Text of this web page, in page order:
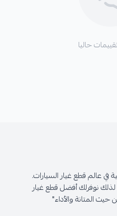
حاليا
في عالم قطع غيار السيارات.
نوفرلك أفضل قطع غيار
المتانة والأداء"